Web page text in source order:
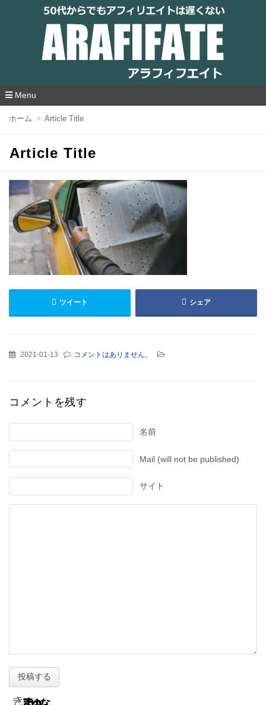
アラフィフエイト｜ 50代からでもアフィリ
エイトは遅くない
Menu
移
ホーム Article Title
Article Title
ツイート シェア
2021-01-13 コメントはありません。
コメントを残す
名前
Mail (will not be published)
サイト